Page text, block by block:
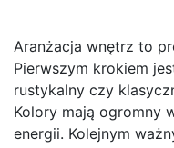
Aranżacja wnętrz to
Pierwszym krokiem
rustykalny czy
Kolory mają ogromny
energii. Kolejnym